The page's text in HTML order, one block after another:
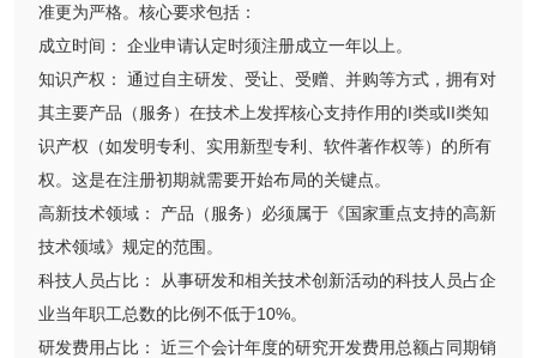
准更为严格。核心要求包括：
成立时间： 企业申请认定时须注册成立一年以上。
知识产权： 通过自主研发、受让、受赠、并购等方式，拥有对
其主要产品（服务）在技术上发挥核心支持作用的I类或II类知
识产权（如发明专利、实用新型专利、软件著作权等）的所有
权。这是在注册初期就需要开始布局的关键点。
高新技术领域： 产品（服务）必须属于《国家重点支持的高新
技术领域》规定的范围。
科技人员占比： 从事研发和相关技术创新活动的科技人员占企
业当年职工总数的比例不低于10%。
研发费用占比： 近三个会计年度的研究开发费用总额占同期销